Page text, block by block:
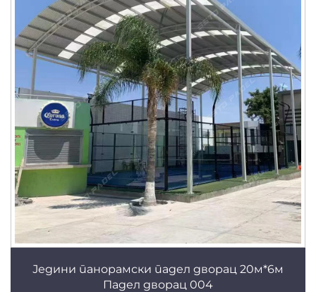
Једини панорамски падел дворац 20м*6м
Падел дворац 004